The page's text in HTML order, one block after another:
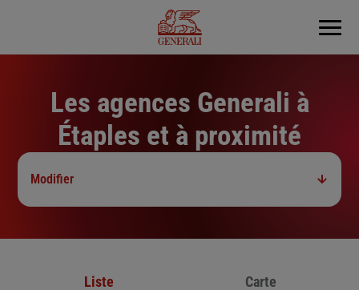
Menu
Les agences Generali à
Étaples et à proximité
Modifier
Liste Carte